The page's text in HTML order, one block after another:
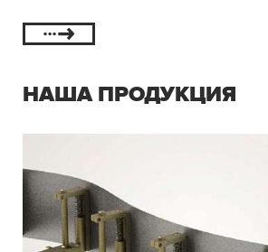
НАША ПРОДУКЦИЯ